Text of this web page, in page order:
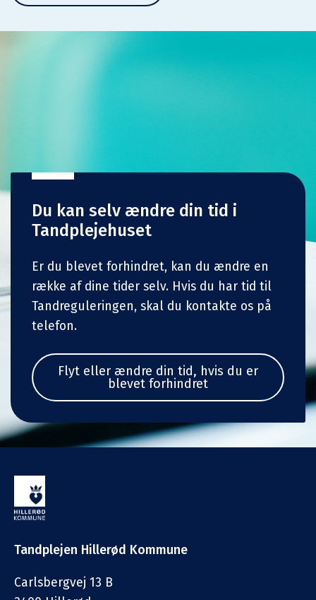
Du kan selv ændre din tid i
Tandplejehuset
Er du blevet forhindret, kan du ændre en
række af dine tider selv. Hvis du har tid til
Tandreguleringen, skal du kontakte os på
telefon.
Flyt eller ændre din tid, hvis du er
blevet forhindret
Tandplejen Hillerød Kommune
Carlsbergvej 13 B